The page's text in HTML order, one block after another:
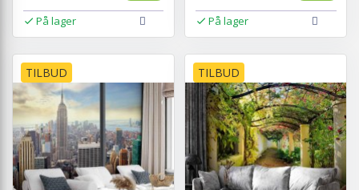
På lager På lager
TILBUD TILBUD